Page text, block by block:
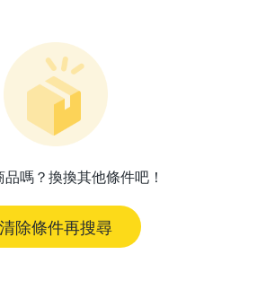
嗎？換換其他條件吧！
清除條件再搜尋